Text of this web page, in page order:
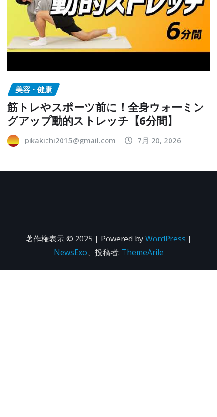
美容・健康
筋トレやスポーツ前に！全身ウォーミン
グアップ動的ストレッチ【6分間】
pikakichi2015@gmail.com 7月 20, 2026
著作権表示 © 2025 | Powered byWordPress |
NewsExo、投稿者: ThemeArile